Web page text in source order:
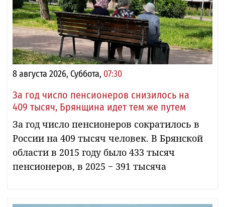
8 августа 2026, Суббота, 07:30
За год число пенсионеров снизилось на
409 тысяч, Брянщина идет тем же путем
За год число пенсионеров сократилось в
России на 409 тысяч человек. В Брянской
области в 2015 году было 433 тысяч
пенсионеров, в 2025 − 391 тысяча